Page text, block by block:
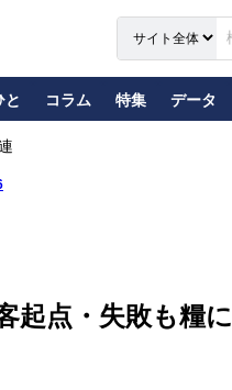
と コラム 特集 データ
起点・失敗も糧